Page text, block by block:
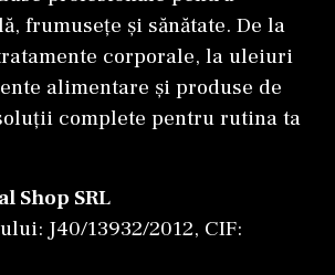
frumusețe și sănătate. De la
corporale, la uleiuri
alimentare și produse de
complete pentru rutina ta
Shop SRL
J40/13932/2012, CIF: